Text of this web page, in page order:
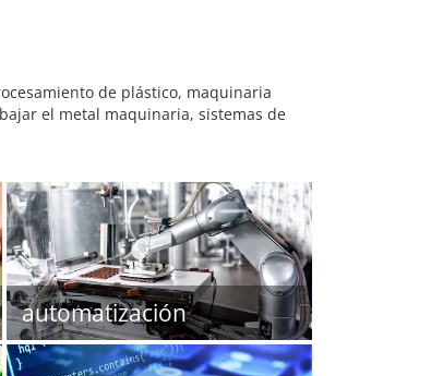
de plástico, maquinaria
el metal maquinaria, sistemas de
automatización